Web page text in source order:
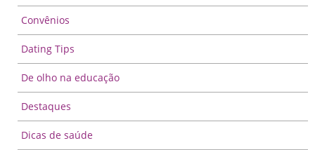
Convênios
Dating Tips
De olho na educação
Destaques
Dicas de saúde